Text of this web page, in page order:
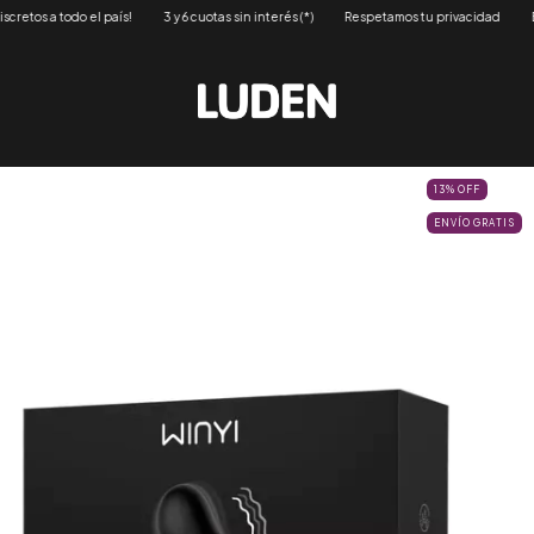
3 y 6 cuotas sin interés (*) Respetamos tu privacidad Envios 100%
13% OFF
ENVÍO GRATIS